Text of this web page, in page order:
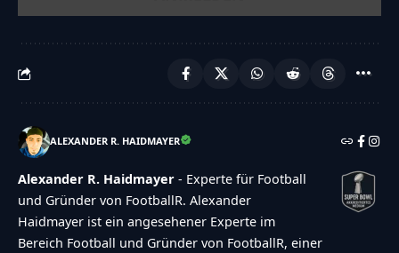
ALEXANDER R. HAIDMAYER
Alexander R. Haidmayer - Experte für Football
und Gründer von FootballR. Alexander
Haidmayer ist ein angesehener Experte im
Bereich Football und Gründer von FootballR, einer